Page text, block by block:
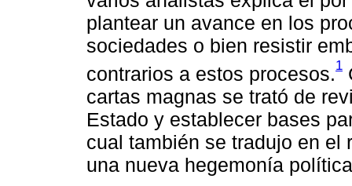
plantear un avance en los
sociedades o bien resistir
contrarios a estos procesos.1
cartas magnas se trató de
Estado y establecer bases
cual también se tradujo en
una nueva hegemonía